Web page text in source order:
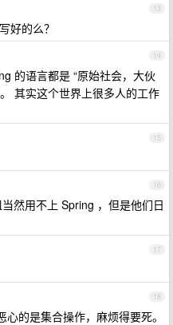
13
好的么？
14
的语言都是 “原始社会，大伙
其实这个世界上很多人的工作
15
16
然用不上 Spring ，但是他们日
17
18
的是集合操作，麻烦得要死。